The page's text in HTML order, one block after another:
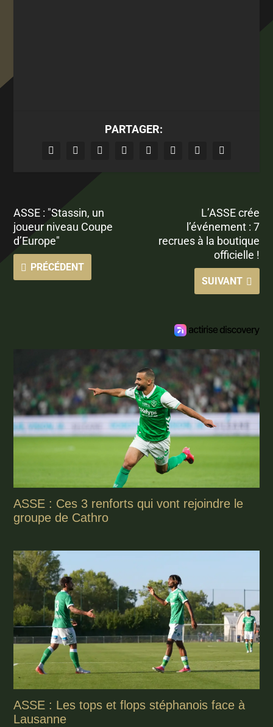
PARTAGER:
ASSE : "Stassin, un
joueur niveau Coupe
d’Europe"
PRÉCÉDENT
L’ASSE crée
l’événement : 7
recrues à la boutique
officielle !
SUIVANT
ASSE : Ces 3 renforts qui vont rejoindre le
groupe de Cathro
ASSE : Les tops et flops stéphanois face à
Lausanne